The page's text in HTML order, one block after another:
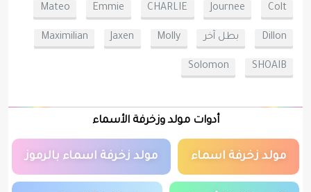
Colt
Journee
CHARLIE
Emmie
Mateo
Dillon بطل آخر Molly
Jaxen
Maximilian
SHOAIB
Solomon
أدوات مولد وزخرفة الأسماء
مولد زخرفة اسماء مولد زخرفة اسماء بالرموز